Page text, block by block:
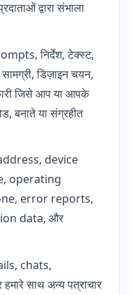
द्वारा संभाला
निर्देश, टेक्स्ट,
डिज़ाइन चयन,
जिसे आप या आपके
बनाते या संग्रहीत
device
operating
error reports,
data, और
chats,
साथ अन्य पत्राचार